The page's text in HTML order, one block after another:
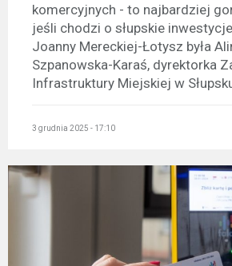
komercyjnych - to najbardziej
jeśli chodzi o słupskie
Joanny Mereckiej-Łotysz była
Szpanowska-Karaś, dyrektorka
Infrastruktury Miejskiej w Słupsku.
3 grudnia 2025 - 17:10